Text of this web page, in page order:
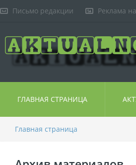
Письмо редакции Реклама
ГЛАВНАЯ СТРАНИЦА
Главная страница